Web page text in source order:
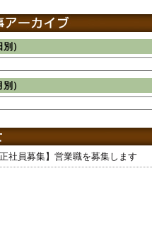
）
）
正社員募集】営業職を募集します